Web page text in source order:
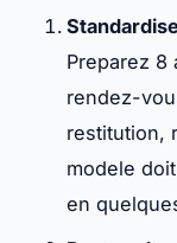
Preparez 8
rendez-
restitution,
modele
en